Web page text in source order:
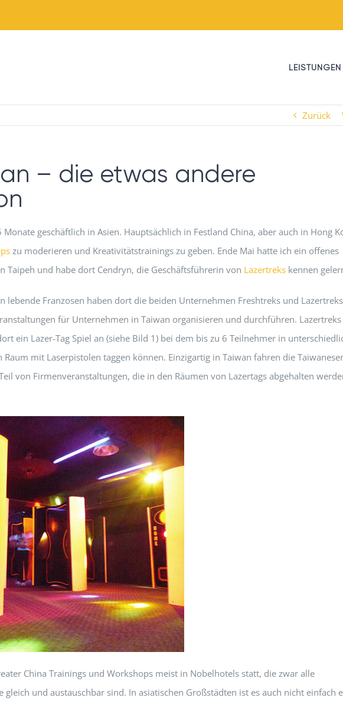
LEISTUNGEN
Zurück
– die etwas andere
geschäftlich in Asien. Hauptsächlich in Festland China, aber auch in Hong
zu moderieren und Kreativitätstrainings zu geben. Ende Mai hatte ich ein offenes
Taipeh und habe dort Cendryn, die Geschäftsführerin von Lazertrekskennen
lebende Franzosen haben dort die beiden Unternehmen Freshtreks und Lazertreks
für Unternehmen in Taiwan organisieren und durchführen. Lazertreks
ein Lazer-Tag Spiel an (siehe Bild 1) bei dem bis zu 6 Teilnehmer in
mit Laserpistolen taggen können. Einzigartig in Taiwan fahren die
von Firmenveranstaltungen, die in den Räumen von Lazertags abgehalten
China Trainings und Workshops meist in Nobelhotels statt, die zwar alle
und austauschbar sind. In asiatischen Großstädten ist es auch nicht einfach